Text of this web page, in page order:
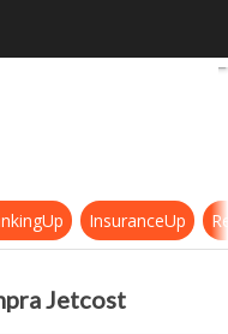
Group compra
InsuranceUp
Jetcost